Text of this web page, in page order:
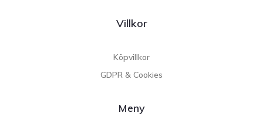
Villkor
Köpvillkor
GDPR & Cookies
Meny